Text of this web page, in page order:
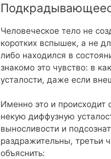
Человеческое тело не
коротких вспышек, а не
либо находился в
знакомо это чувство: в
усталости, даже если
Именно это и
некую диффузную
выносливости и
раздражительны, третьи
объяснить: